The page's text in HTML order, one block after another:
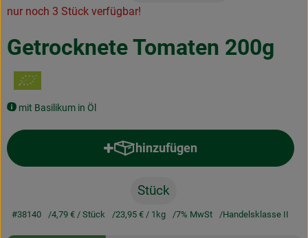
Über uns
Infos
Geschäftskunden
Getrocknete Tomaten 200g
mit Basilikum in Öl
nur noch 3 Stück verfügbar!
hinzufügen
Produkt zum Warenkorb
Stück
#38140 4,79 €/ Stück 23,95 €/ 1kg 7% MwSt Handelsklasse II